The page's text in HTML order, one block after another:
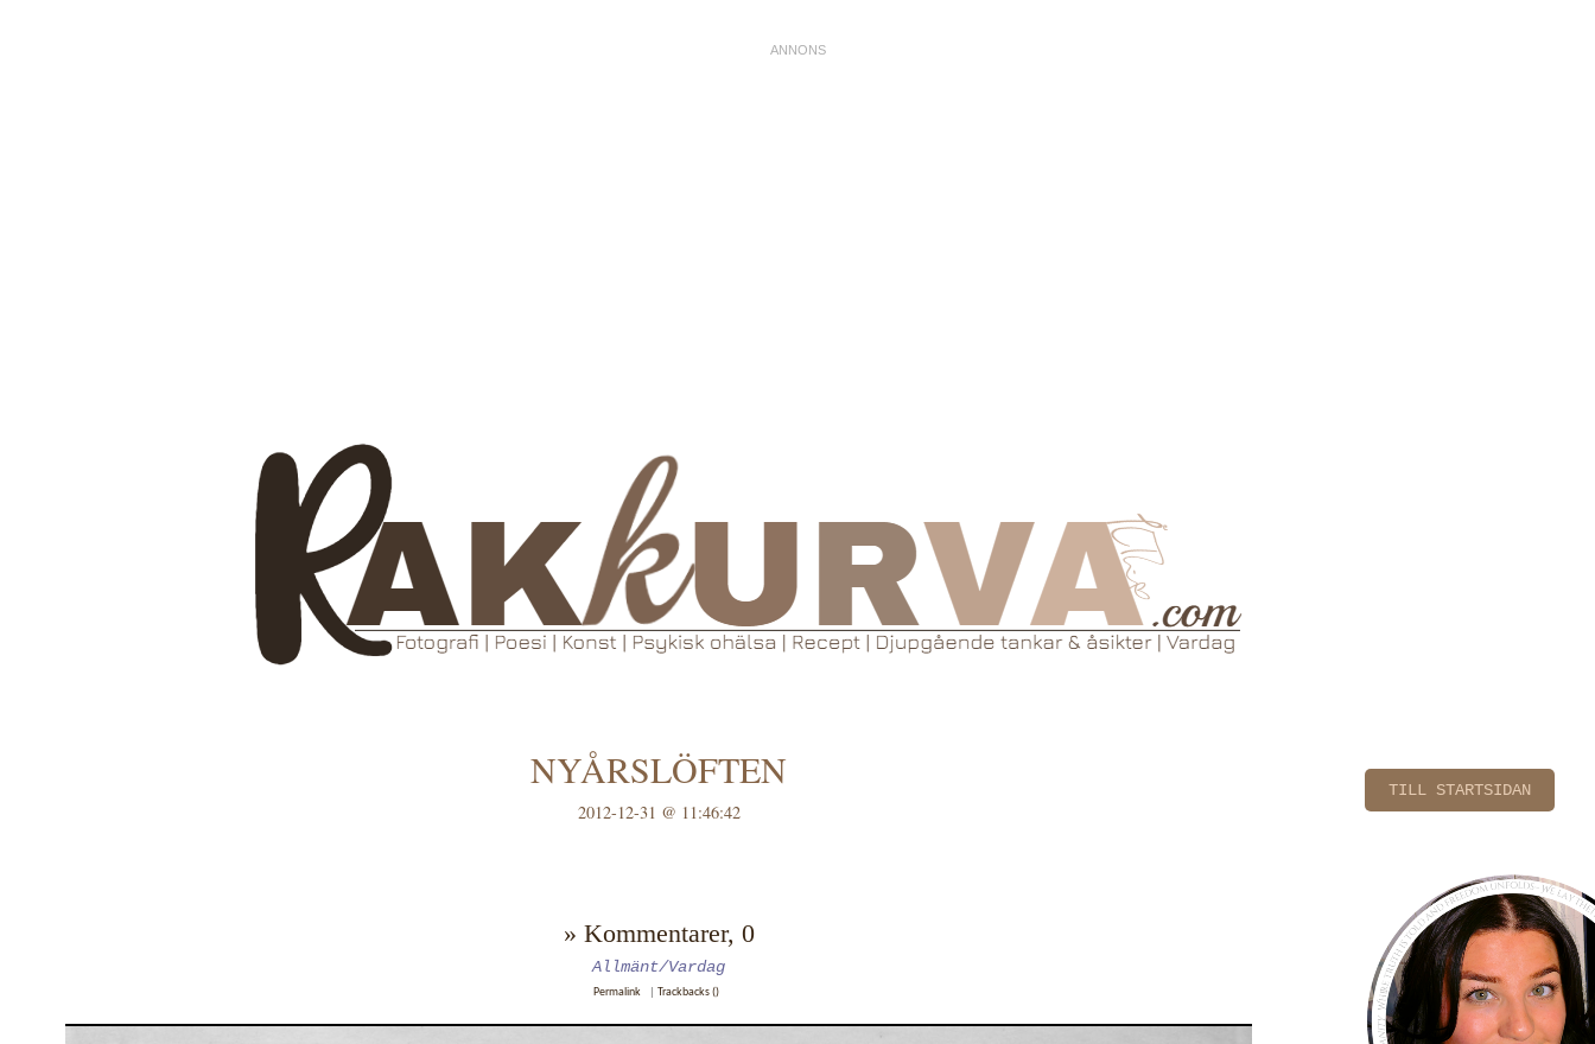
NYÅRSLÖFTEN
2012-12-31 @ 11:46:42
» Kommentarer, 0
Allmänt/Vardag
Permalink Trackbacks ()
TILL STARTSIDAN